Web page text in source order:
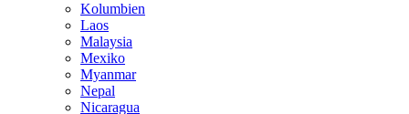
Kolumbien
Laos
Malaysia
Mexiko
Myanmar
Nepal
Nicaragua